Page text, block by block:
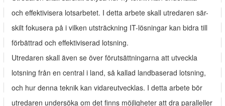
och effektivisera lotsarbetet. I detta arbete skall utredaren sär-
skilt fokusera på i vilken utsträckning IT-lösningar kan bidra till
förbättrad och effektiviserad lotsning.
Utredaren skall även se över förutsättningarna att utveckla
lotsning från en central i land, så kallad landbaserad lotsning,
och hur denna teknik kan vidareutvecklas. I detta arbete bör
utredaren undersöka om det finns möjligheter att dra paralleller